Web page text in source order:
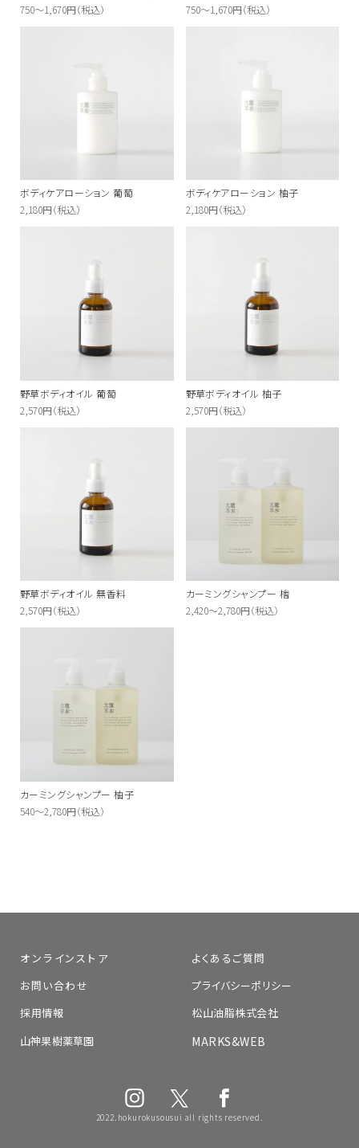
750～1,670円（税込）
750～1,670円（税込）
ボディケアローション 葡萄
2,180円（税込）
ボディケアローション 柚子
2,180円（税込）
野草ボディオイル 葡萄
2,570円（税込）
野草ボディオイル 柚子
2,570円（税込）
野草ボディオイル 無香料
2,570円（税込）
カーミングシャンプー 檜
2,420～2,780円（税込）
カーミングシャンプー 柚子
540～2,780円（税込）
オンラインストア
よくあるご質問
お問い合わせ
プライバシーポリシー
採用情報
松山油脂株式会社
山神果樹薬草園
MARKS&WEB
2022.hokurokusousui all rights reserved.